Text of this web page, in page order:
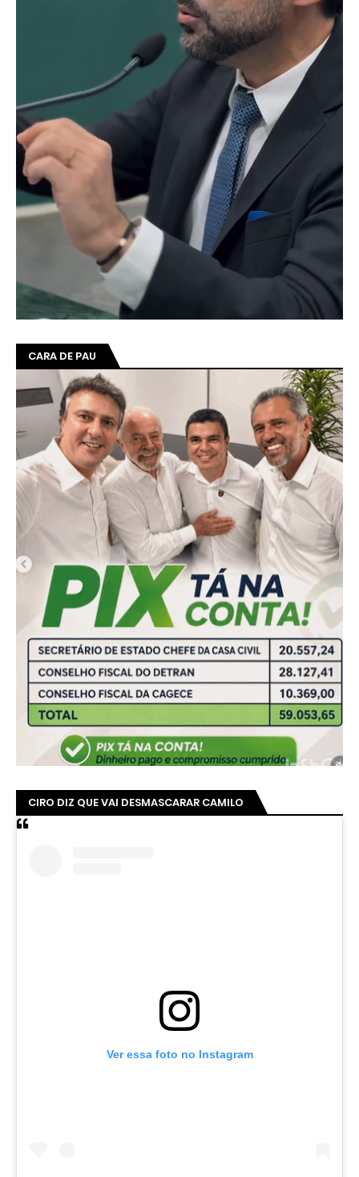
CARA DE PAU
CIRO DIZ QUE VAI DESMASCARAR CAMILO
Ver essa foto no Instagram